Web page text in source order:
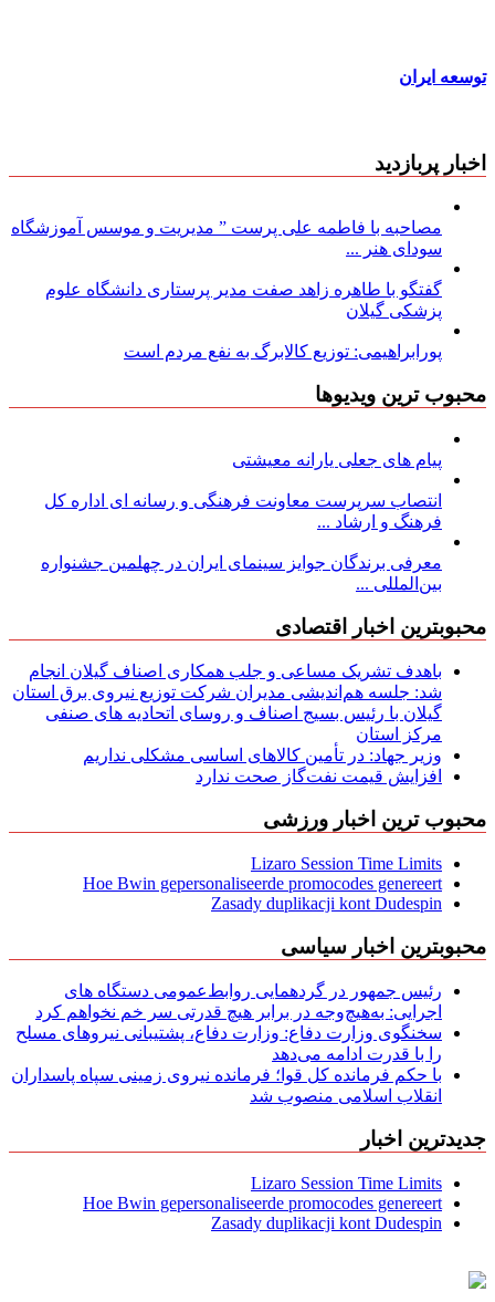
توسعه ایران
اخبار پربازدید
مصاحبه با فاطمه علی پرست ” مدیریت و موسس آموزشگاه
سودای هنر ...
گفتگو با طاهره زاهد صفت مدیر پرستاری دانشگاه علوم
پزشکی گیلان
پورابراهیمی: توزیع کالابرگ به نفع مردم است
محبوب ترین ویدیوها
پیام های جعلی یارانه معیشتی
انتصاب سرپرست معاونت فرهنگی و رسانه ای اداره کل
فرهنگ و ارشاد ...
معرفی برندگان جوایز سینمای ایران در چهلمین جشنواره
بین‌المللی ...
محبوبترین اخبار اقتصادی
باهدف تشریک مساعی و جلب همکاری اصناف گیلان انجام
شد: جلسه هم‌اندیشی مدیران شركت توزیع نیروی برق استان
گیلان با رئیس بسیج اصناف و روسای اتحادیه های صنفی
مركز استان
وزیر جهاد: در تأمین کالاهای اساسی مشکلی نداریم
افزایش قیمت نفت‌گاز صحت ندارد
محبوب ترین اخبار ورزشی
Lizaro Session Time Limits
Hoe Bwin gepersonaliseerde promocodes genereert
Zasady duplikacji kont Dudespin
محبوبترین اخبار سیاسی
رئیس جمهور در گردهمایی روابط‌عمومی دستگاه های
اجرایی: به‌هیچ‌وجه در برابر هیچ قدرتی سر خم نخواهم کرد
سخنگوی وزارت دفاع: وزارت دفاع، پشتیبانی نیرو‌های مسلح
را با قدرت ادامه می‌دهد
با حکم فرمانده کل قوا؛ فرمانده نیروی زمینی سپاه پاسداران
انقلاب اسلامی منصوب شد
جدیدترین اخبار
Lizaro Session Time Limits
Hoe Bwin gepersonaliseerde promocodes genereert
Zasady duplikacji kont Dudespin